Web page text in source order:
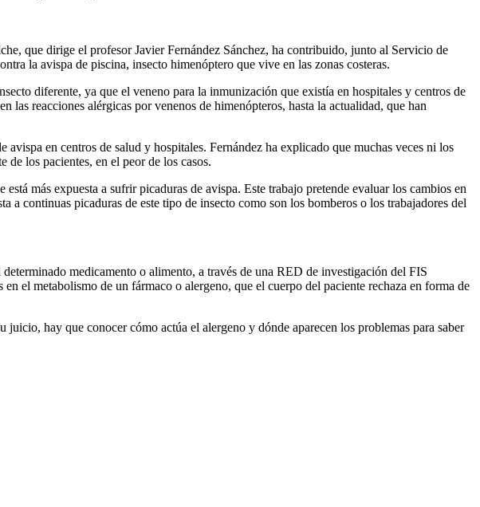
que dirige el profesor Javier Fernández Sánchez, ha contribuido, junto al Servicio de
la avispa de piscina, insecto himenóptero que vive en las zonas costeras.
diferente, ya que el veneno para la inmunización que existía en hospitales y centros de
reacciones alérgicas por venenos de himenópteros, hasta la actualidad, que han
en centros de salud y hospitales. Fernández ha explicado que muchas veces ni los
los pacientes, en el peor de los casos.
más expuesta a sufrir picaduras de avispa. Este trabajo pretende evaluar los cambios en
continuas picaduras de este tipo de insecto como son los bomberos o los trabajadores del
medicamento o alimento, a través de una RED de investigación del FIS
el metabolismo de un fármaco o alergeno, que el cuerpo del paciente rechaza en forma de
hay que conocer cómo actúa el alergeno y dónde aparecen los problemas para saber